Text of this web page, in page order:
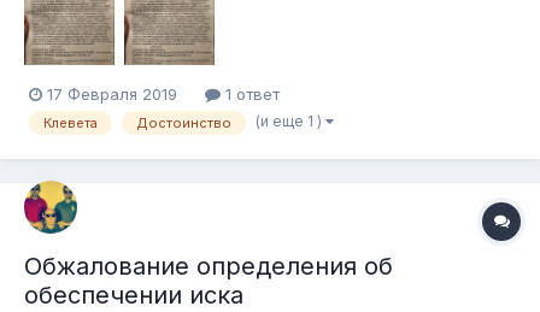
дела по алиментам, пропал долг в 1000000. Я начинала все
поднимать, в ответ она по...
17 Февраля 2019 1 ответ
Клевета Достоинство (и еще 1 )
Обжалование определения об
обеспечении иска